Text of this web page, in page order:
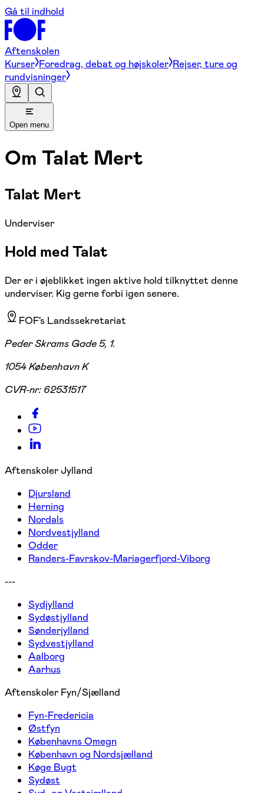
Gå til indhold
Aftenskolen
Kurser Foredrag, debat og højskoler Rejser, ture og
rundvisninger
Open menu
Om Talat Mert
Talat Mert
Underviser
Hold med Talat
Der er i øjeblikket ingen aktive hold tilknyttet denne
underviser. Kig gerne forbi igen senere.
FOF's Landssekretariat
Peder Skrams Gade 5, 1.
1054 København K
CVR-nr: 62531517
Aftenskoler Jylland
Djursland
Herning
Nordals
Nordvestjylland
Odder
Randers-Favrskov-Mariagerfjord-Viborg
---
Sydjylland
Sydøstjylland
Sønderjylland
Sydvestjylland
Aalborg
Aarhus
Aftenskoler Fyn/Sjælland
Fyn-Fredericia
Østfyn
Københavns Omegn
København og Nordsjælland
Køge Bugt
Sydøst